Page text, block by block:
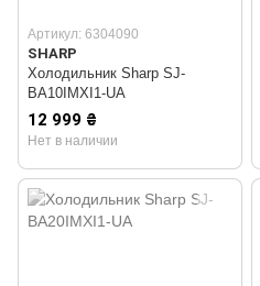
Артикул: 6304090
SHARP
Холодильник Sharp SJ-
BA10IMXI1-UA
12 999 ₴
Нет в наличии